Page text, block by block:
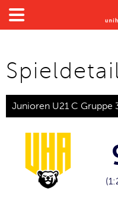

Junioren U21 C Gruppe